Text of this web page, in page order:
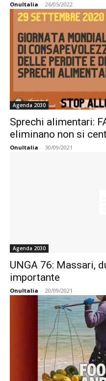
OnuItalia - 26/05/2022
Agenda 2030
Sprechi alimentari:
eliminano non si
OnuItalia - 30/09/2021
Agenda 2030
UNGA 76: Massari,
importante
OnuItalia - 20/09/2021